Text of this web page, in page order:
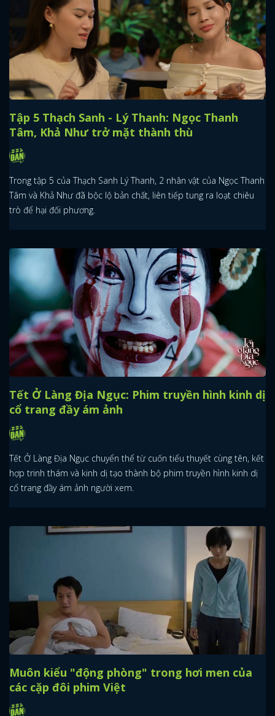
Tập 5 Thạch Sanh - Lý Thanh: Ngọc Thanh
Tâm, Khả Như trở mặt thành thù
Trong tập 5 của Thạch Sanh Lý Thanh, 2 nhân vật của Ngọc Thanh
Tâm và Khả Như đã bộc lộ bản chất, liên tiếp tung ra loạt chiêu
trò để hại đối phương.
Tết Ở Làng Địa Ngục: Phim truyền hình kinh dị
cổ trang đầy ám ảnh
Tết Ở Làng Địa Ngục chuyển thể từ cuốn tiểu thuyết cùng tên, kết
hợp trinh thám và kinh dị tạo thành bộ phim truyền hình kinh dị
cổ trang đầy ám ảnh người xem.
Muôn kiểu "động phòng" trong hơi men của
các cặp đôi phim Việt